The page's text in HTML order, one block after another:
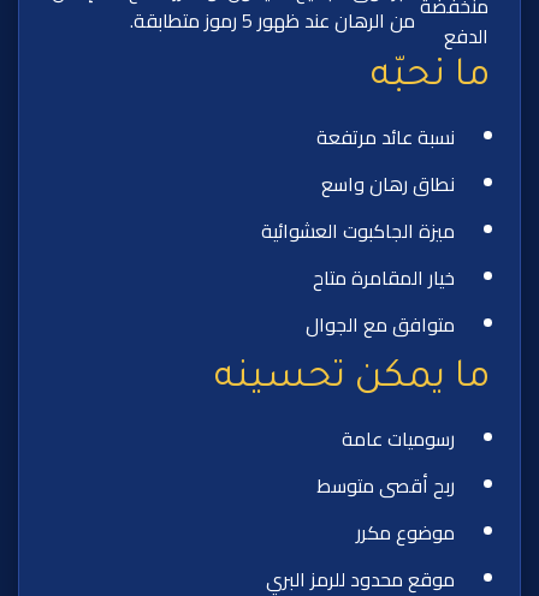
الدفع
من الرهان عند ظهور 5 رموز متطابقة.
ما نحبّه
نسبة عائد مرتفعة
نطاق رهان واسع
ميزة الجاكبوت العشوائية
خيار المقامرة متاح
متوافق مع الجوال
ما يمكن تحسينه
رسوميات عامة
ربح أقصى متوسط
موضوع مكرر
موقع محدود للرمز البري